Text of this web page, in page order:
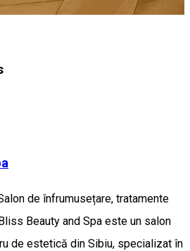
de înfrumusețare, tratamente
Beauty and Spa este un salon
de estetică din Sibiu, specializat în